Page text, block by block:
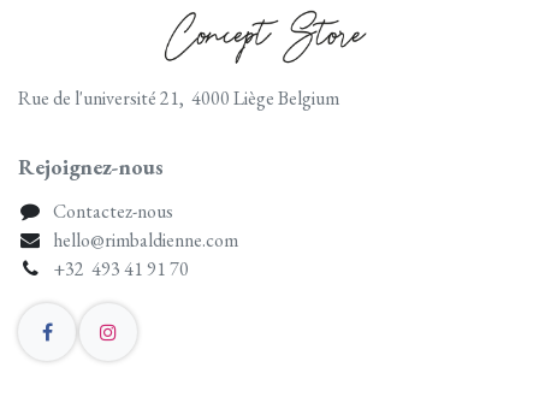
Rue de l'université 21, 4000 Liège Belgium
Rejoignez-nous
Contactez-nous
hello@rimbaldienne.com
+32 493 41 91 70